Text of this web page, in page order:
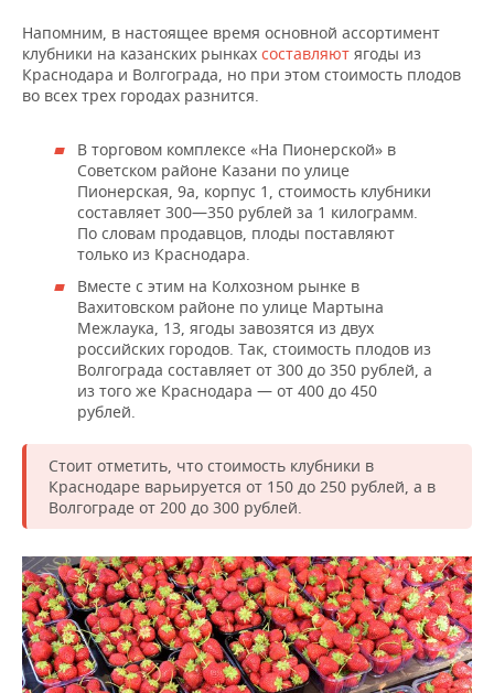
КИБЕРСПОРТ
ФИГУРНОЕ КАТАНИЕ
ХОККЕЙ С МЯЧОМ
КУЛЬТУРА
МЕДИЦИНА
ПРОИСШЕСТВИЯ
СПИСОК КОМПАНИЙ
Напомним, в настоящее время основной ассортимент
клубники на казанских рынках составляют ягоды из
Краснодара и Волгограда, но при этом стоимость плодов
во всех трех городах разнится.
В торговом комплексе «На Пионерской» в
Советском районе Казани по улице
Пионерская, 9а, корпус 1, стоимость клубники
составляет 300—350 рублей за 1 килограмм.
По словам продавцов, плоды поставляют
только из Краснодара.
Вместе с этим на Колхозном рынке в
Вахитовском районе по улице Мартына
Межлаука, 13, ягоды завозятся из двух
российских городов. Так, стоимость плодов из
Волгограда составляет от 300 до 350 рублей, а
из того же Краснодара — от 400 до 450
рублей.
Стоит отметить, что стоимость клубники в
Краснодаре варьируется от 150 до 250 рублей, а в
Волгограде от 200 до 300 рублей.